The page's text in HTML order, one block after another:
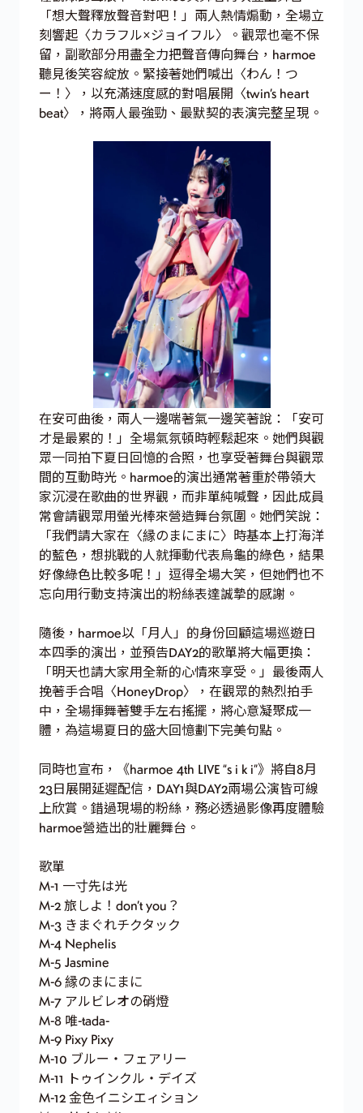
「想大聲釋放聲音對吧！」兩人熱情煽動，全場立
刻響起〈カラフル×ジョイフル〉。觀眾也毫不保
留，副歌部分用盡全力把聲音傳向舞台，harmoe
聽見後笑容綻放。緊接著她們喊出〈わん！つ
ー！〉，以充滿速度感的對唱展開〈twin’s heart
beat〉，將兩人最強勁、最默契的表演完整呈現。
在安可曲後，兩人一邊喘著氣一邊笑著說：「安可
才是最累的！」全場氣氛頓時輕鬆起來。她們與觀
眾一同拍下夏日回憶的合照，也享受著舞台與觀眾
間的互動時光。harmoe的演出通常著重於帶領大
家沉浸在歌曲的世界觀，而非單純喊聲，因此成員
常會請觀眾用螢光棒來營造舞台氛圍。她們笑說：
「我們請大家在〈縁のまにまに〉時基本上打海洋
的藍色，想挑戰的人就揮動代表烏龜的綠色，結果
好像綠色比較多呢！」逗得全場大笑，但她們也不
忘向用行動支持演出的粉絲表達誠摯的感謝。
隨後，harmoe以「月人」的身份回顧這場巡遊日
本四季的演出，並預告DAY2的歌單將大幅更換：
「明天也請大家用全新的心情來享受。」最後兩人
挽著手合唱〈HoneyDrop〉，在觀眾的熱烈拍手
中，全場揮舞著雙手左右搖擺，將心意凝聚成一
體，為這場夏日的盛大回憶劃下完美句點。
同時也宣布，《harmoe 4th LIVE “s i k i”》將自8月
23日展開延遲配信，DAY1與DAY2兩場公演皆可線
上欣賞。錯過現場的粉絲，務必透過影像再度體驗
harmoe營造出的壯麗舞台。
歌單
M-1 ⼀⼨先は光
M-2 旅しよ！don’t you？
M-3 きまぐれチクタック
M-4 Nephelis
M-5 Jasmine
M-6 縁のまにまに
M-7 アルビレオの硝燈
M-8 唯-tada-
M-9 Pixy Pixy
M-10 ブルー・フェアリー
M-11 トゥインクル・デイズ
M-12 ⾦⾊イニシエィション